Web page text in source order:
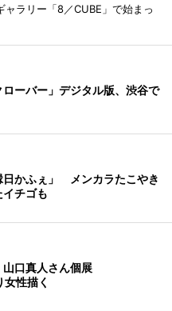
ラリー「8／CUBE」で始まっ
ーバー」デジタル版、渋谷で
日かふぇ」 メンカラたこやき
チゴも
口真人さん個展
性描く